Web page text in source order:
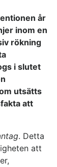
år
inom en
rökning
i slutet
utsätts
att
. Detta
att